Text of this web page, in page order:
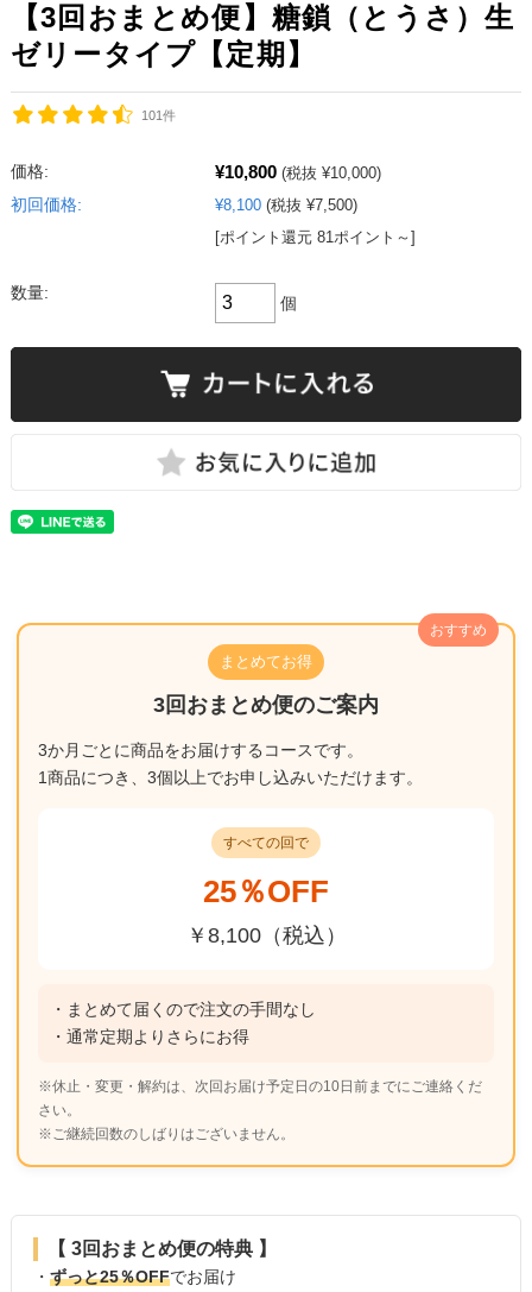
【3回おまとめ便】糖鎖（とうさ）生
ゼリータイプ【定期】
101件
価格: ¥10,800 (税抜 ¥10,000)
初回価格:
¥8,100 (税抜 ¥7,500)
[ポイント還元 81ポイント～]
数量:
個
おすすめ
まとめてお得
3回おまとめ便のご案内
3か月ごとに商品をお届けするコースです。
1商品につき、3個以上でお申し込みいただけます。
すべての回で
25％OFF
￥8,100（税込）
・まとめて届くので注文の手間なし
・通常定期よりさらにお得
※休止・変更・解約は、次回お届け予定日の10日前までにご連絡くだ
さい。
※ご継続回数のしばりはございません。
【 3回おまとめ便の特典 】
・ ずっと25％OFFでお届け